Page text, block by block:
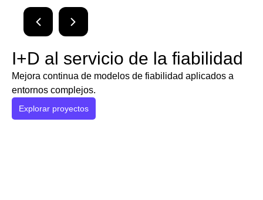
I+D al servicio de la fiabilidad
Mejora continua de modelos de fiabilidad aplicados a
entornos complejos.
Explorar proyectos